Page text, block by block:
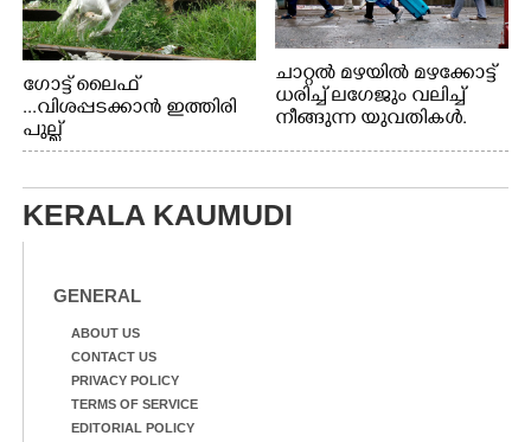
ഗോട്ട് ലൈഫ്
...വിശപ്പടക്കാൻ ഇത്തിരി
പുല്ല്
തിന്നാനെത്തിയതാണ്
വയറിന്റെ ആന്തൽ മറന്ന്
ജീവന് വേണ്ടിയായി ഓട്ടം.
വാത്തുരുത്തിയിൽ
ചാറ്റൽ മഴയിൽ മഴക്കോട്ട്
ധരിച്ച് ലഗേജും വലിച്ച്
നീങ്ങുന്ന യുവതികൾ.
KERALA KAUMUDI
GENERAL
ABOUT US
CONTACT US
PRIVACY POLICY
TERMS OF SERVICE
EDITORIAL POLICY